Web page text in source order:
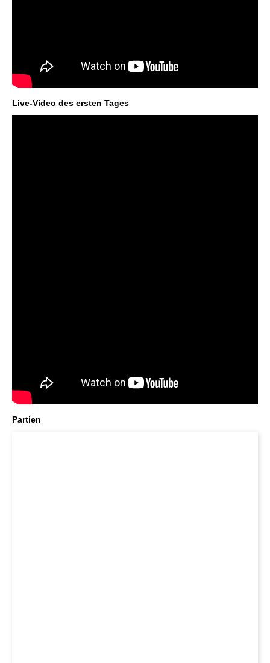
Live-Video des ersten Tages
Partien